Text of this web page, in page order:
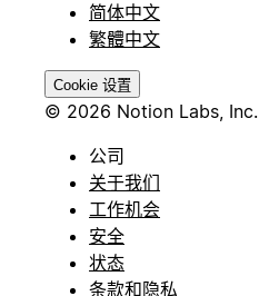
简体中文
繁體中文
Cookie 设置
© 2026 Notion Labs, Inc.
公司
关于我们
工作机会
安全
状态
条款和隐私